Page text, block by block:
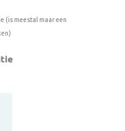
(is meestal maar een